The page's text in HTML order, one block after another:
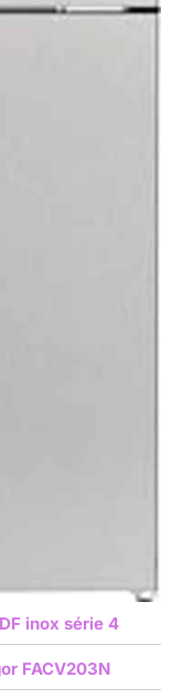
inox série 4
FACV203N